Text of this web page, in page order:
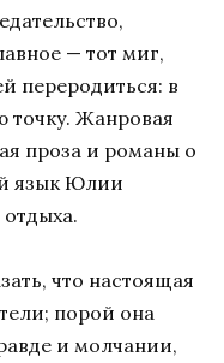
— тот миг,
переродиться: в
точку. Жанровая
проза и романы о
язык Юлии
что настоящая
порой она
и молчании,